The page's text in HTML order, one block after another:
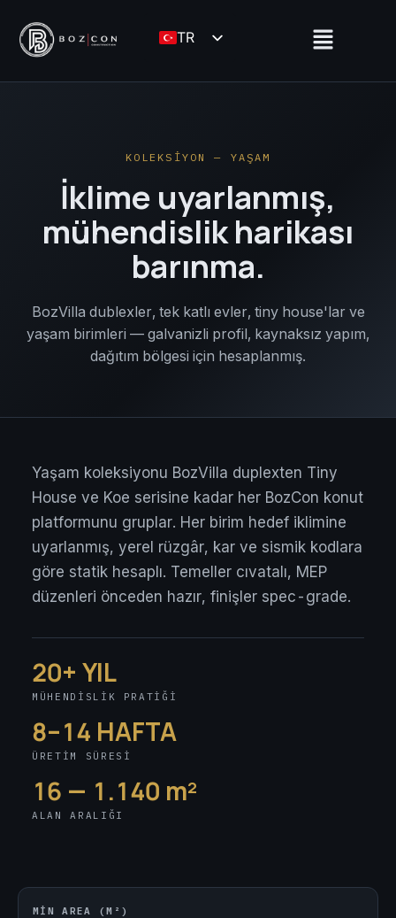
atla
Menü
TR
KOLEKSİYON — YAŞAM
İklime uyarlanmış,
mühendislik harikası
barınma.
BozVilla dublexler, tek katlı evler, tiny house'lar ve
yaşam birimleri — galvanizli profil, kaynaksız yapım,
dağıtım bölgesi için hesaplanmış.
Yaşam koleksiyonu BozVilla duplexten Tiny
House ve Koe serisine kadar her BozCon konut
platformunu gruplar. Her birim hedef iklimine
uyarlanmış, yerel rüzgâr, kar ve sismik kodlara
göre statik hesaplı. Temeller cıvatalı, MEP
düzenleri önceden hazır, finişler spec-grade.
20+ YIL
MÜHENDISLIK PRATIĞI
8–14 HAFTA
ÜRETIM SÜRESI
16 — 1.140 m²
ALAN ARALIĞI
MIN AREA (M²)